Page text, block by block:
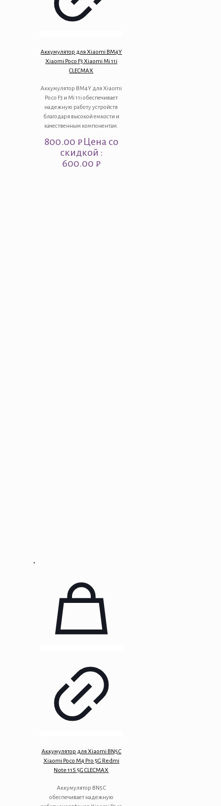
Аккумулятор для Xiaomi BM4Y
Xiaomi Poco F3 Xiaomi Mi 11i
CLECMAX
Аккумулятор BM4Y для Xiaomi
Poco F3 и Mi 11i обеспечивает
надежную работу устройств
благодаря высокой емкости и
качественным компонентам.
800.00 ₽Цена со
скидкой :
600.00 ₽
Аккумулятор для Xiaomi BN5С
Xiaomi Poco M4 Pro 5G Redmi
Note 11S 5G CLECMAX
Аккумулятор BN5С
обеспечивает надежную